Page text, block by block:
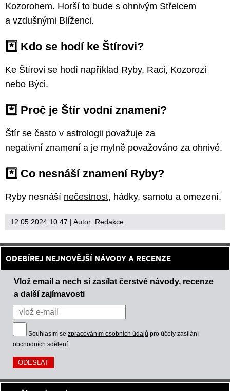
Kozorohem. Horší to bude s ohnivým Střelcem
a vzdušnými Blíženci.
*️⃣ Kdo se hodí ke Štírovi?
Ke Štírovi se hodí například Ryby, Raci, Kozorozi
nebo Býci.
*️⃣ Proč je Štír vodní znamení?
Štír se často v astrologii považuje za
negativní znamení a je mylně považováno za ohnivé.
*️⃣ Co nesnáší znamení Ryby?
Ryby nesnáší nečestnost, hádky, samotu a omezení.
12.05.2024 10:47 | Autor: Redakce
ODEBÍREJ NEJNOVĚJŠÍ NÁVODY A RECENZE
Vlož email a nech si zasílat čerstvé návody, recenze
a další zajímavosti
Souhlasím se zpracováním osobních údajů pro účely zasílání
obchodních sdělení